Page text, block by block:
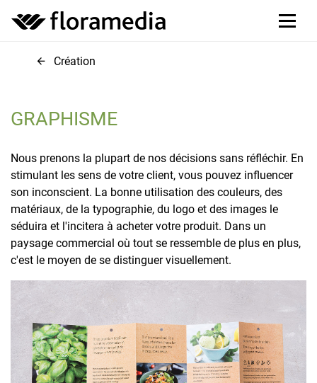
Création
GRAPHISME
Nous prenons la plupart de nos décisions sans réfléchir. En
stimulant les sens de votre client, vous pouvez influencer
son inconscient. La bonne utilisation des couleurs, des
matériaux, de la typographie, du logo et des images le
séduira et l'incitera à acheter votre produit. Dans un
paysage commercial où tout se ressemble de plus en plus,
c'est le moyen de se distinguer visuellement.